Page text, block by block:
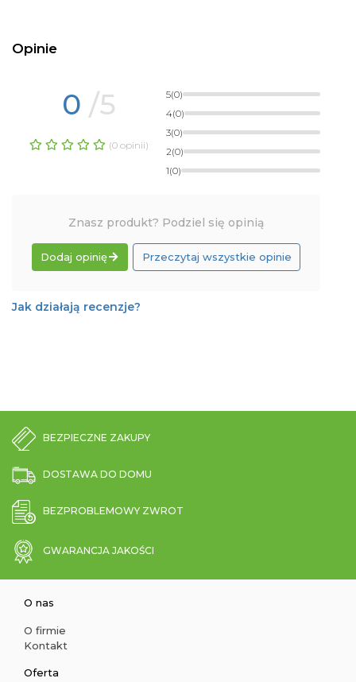
Opinie
0 /5
(0 opinii)
5(0)
4(0)
3(0)
2(0)
1(0)
Znasz produkt? Podziel się opinią
Dodaj opinię Przeczytaj wszystkie opinie
Jak działają recenzje?
BEZPIECZNE ZAKUPY
DOSTAWA DO DOMU
BEZPROBLEMOWY ZWROT
GWARANCJA JAKOŚCI
O nas
O firmie
Kontakt
Oferta